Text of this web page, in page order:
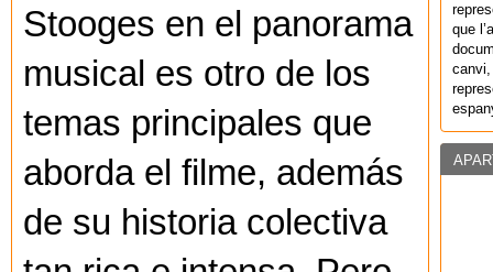
Stooges en el panorama
musical es otro de los
temas principales que
aborda el filme, además
de su historia colectiva
que
canvi,